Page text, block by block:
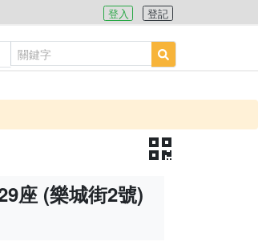
登入 登記
座 (樂城街2號)